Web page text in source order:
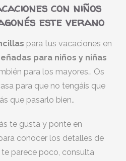
con niños
este verano
para tus vacaciones en
para niños y niñas
para los mayores… Os
para que no tengáis que
que pasarlo bien..
te gusta y ponte en
conocer los detalles de
parece poco, consulta